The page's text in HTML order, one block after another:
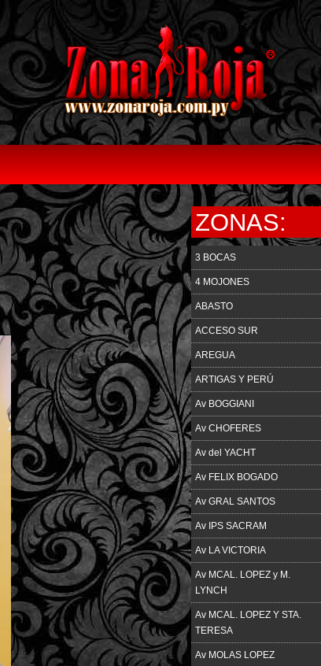
ZONAS:
3 BOCAS
4 MOJONES
ABASTO
ACCESO SUR
AREGUA
ARTIGAS Y PERÚ
Av BOGGIANI
Av CHOFERES
Av del YACHT
Av FELIX BOGADO
Av GRAL SANTOS
Av IPS SACRAM
Av LA VICTORIA
Av MCAL. LOPEZ y M.
LYNCH
Av MCAL. LOPEZ Y STA.
TERESA
Av MOLAS LOPEZ